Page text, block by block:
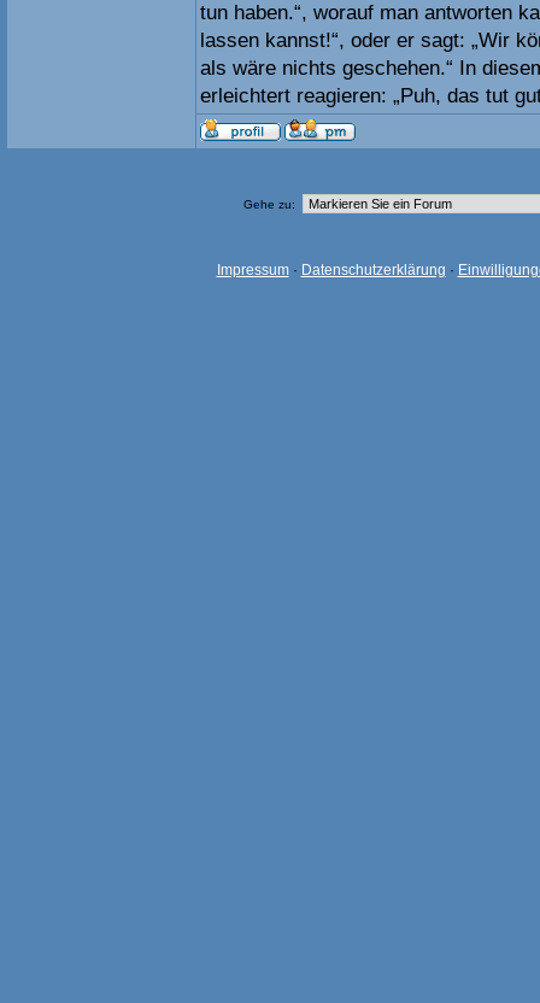
tun haben.“, worauf man antworten
lassen kannst!“, oder er sagt: „Wir
als wäre nichts geschehen.“ In
erleichtert reagieren: „Puh, das tut
Gehe zu:
Impressum· Datenschutzerklärung ·